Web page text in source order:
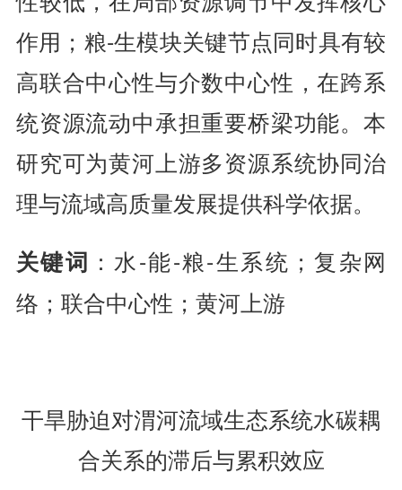
作用；粮-生模块关键节点同时具有较
高联合中心性与介数中心性，在跨系
统资源流动中承担重要桥梁功能。本
研究可为黄河上游多资源系统协同治
理与流域高质量发展提供科学依据。
关键词 ：水-能-粮-生系统；复杂网
络；联合中心性；黄河上游
干旱胁迫对渭河流域生态系统水碳耦
合关系的滞后与累积效应